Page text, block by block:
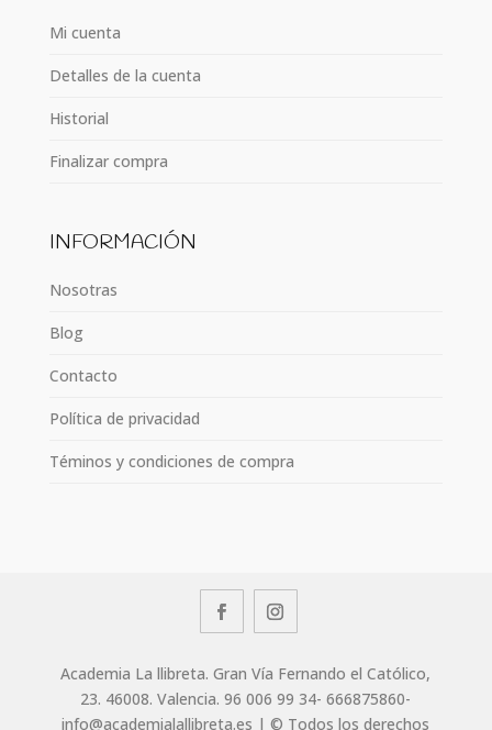
Mi cuenta
Detalles de la cuenta
Historial
Finalizar compra
INFORMACIÓN
Nosotras
Blog
Contacto
Política de privacidad
Téminos y condiciones de compra
Academia La llibreta. Gran Vía Fernando el Católico,
23. 46008. Valencia. 96 006 99 34- 666875860-
info@academialallibreta.es | © Todos los derechos